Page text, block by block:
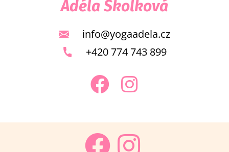
Adéla Skolková
info@yogaadela.cz
+420 774 743 899